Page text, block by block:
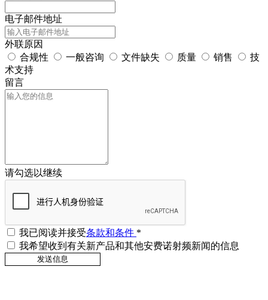
电子邮件地址
外联原因
合规性
一般咨询 文件缺失 质量 销售
技
术支持
留言
请勾选以继续
我已阅读并接受条款和条件 *
我希望收到有关新产品和其他安费诺射频新闻的信息